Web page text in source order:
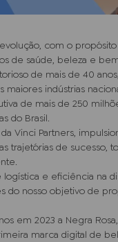
com o
de saúde, beleza e
de mais de 40
maiores indústrias
de mais de 250
do Brasil.
Vinci Partners,
trajetórias de sucesso,
e eficiência na
do nosso objetivo de
em 2023 a Negra
marca digital de